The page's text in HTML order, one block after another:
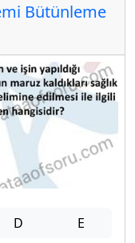
Bütünleme
D E